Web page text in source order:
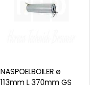
NASPOELBOILER ø
113mm L 370mm GS